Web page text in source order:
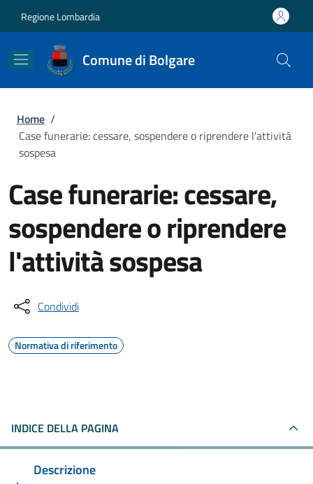
Regione Lombardia
Comune di Bolgare
Briciole di pane
Home /
Case funerarie: cessare, sospendere o riprendere l'attività
sospesa
Case funerarie: cessare,
sospendere o riprendere
l'attività sospesa
Condividi
Normativa di riferimento
INDICE DELLA PAGINA
Descrizione